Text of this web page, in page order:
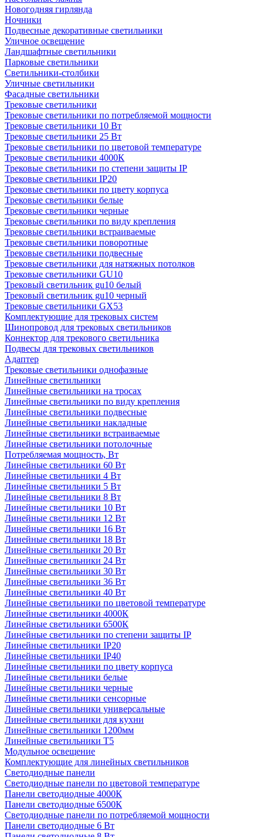
Новогодняя гирлянда
Ночники
Подвесные декоративные светильники
Уличное освещение
Ландшафтные светильники
Парковые светильники
Светильники-столбики
Уличные светильники
Фасадные светильники
Трековые светильники
Трековые светильники по потребляемой мощности
Трековые светильники 10 Вт
Трековые светильники 25 Вт
Трековые светильники по цветовой температуре
Трековые светильники 4000К
Трековые светильники по степени защиты IP
Трековые светильники IP20
Трековые светильники по цвету корпуса
Трековые светильники белые
Трековые светильники черные
Трековые светильники по виду крепления
Трековые светильники встраиваемые
Трековые светильники поворотные
Трековые светильники подвесные
Трековые светильники для натяжных потолков
Трековые светильники GU10
Трековый светильник gu10 белый
Трековый светильник gu10 черный
Трековые светильники GX53
Комплектующие для трековых систем
Шинопровод для трековых светильников
Коннектор для трекового светильника
Подвесы для трековых светильников
Адаптер
Трековые светильники однофазные
Линейные светильники
Линейные светильники на тросах
Линейные светильники по виду крепления
Линейные светильники подвесные
Линейные светильники накладные
Линейные светильники встраиваемые
Линейные светильники потолочные
Потребляемая мощность, Вт
Линейные светильники 60 Вт
Линейные светильники 4 Вт
Линейные светильники 5 Вт
Линейные светильники 8 Вт
Линейные светильники 10 Вт
Линейные светильники 12 Вт
Линейные светильники 16 Вт
Линейные светильники 18 Вт
Линейные светильники 20 Вт
Линейные светильники 24 Вт
Линейные светильники 30 Вт
Линейные светильники 36 Вт
Линейные светильники 40 Вт
Линейные светильники по цветовой температуре
Линейные светильники 4000К
Линейные светильники 6500К
Линейные светильники по степени защиты IP
Линейные светильники IP20
Линейные светильники IP40
Линейные светильники по цвету корпуса
Линейные светильники белые
Линейные светильники черные
Линейные светильники сенсорные
Линейные светильники универсальные
Линейные светильники для кухни
Линейные светильники 1200мм
Линейные светильники Т5
Модульное освещение
Комплектующие для линейных светильников
Светодиодные панели
Светодиодные панели по цветовой температуре
Панели светодиодные 4000К
Панели светодиодные 6500К
Светодиодные панели по потребляемой мощности
Панели светодиодные 6 Вт